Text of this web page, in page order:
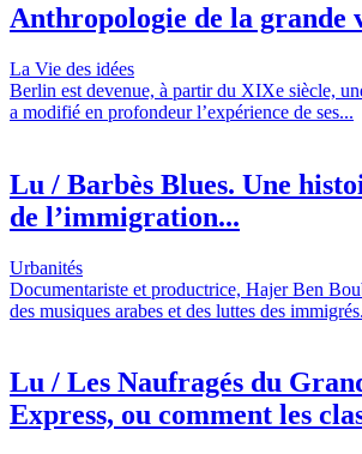
Anthropologie de la grande
La Vie des idées
Berlin est devenue, à partir du XIXe siècle,
a modifié en profondeur l’expérience de ses...
Lu / Barbès Blues. Une
de l’immigration...
Urbanités
Documentariste et productrice, Hajer Ben
des musiques arabes et des luttes des
Lu / Les Naufragés du
Express, ou comment les